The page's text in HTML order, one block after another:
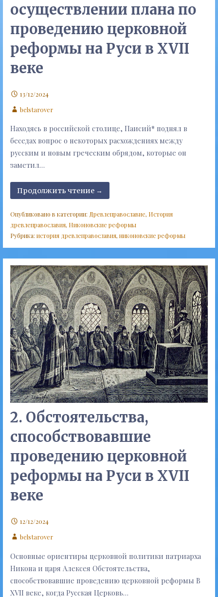
осуществлении плана по
проведению церковной
реформы на Руси в XVII
веке
13/12/2024
belstarover
Находясь в российской столице, Паисий* поднял в
беседах вопрос о некоторых расхождениях между
русским и новым греческим обрядом, которые он
заметил…
Продолжить чтение →
Опубликовано в категории: Древлеправославие, История
древлеправославия, Никоновские реформы
Рубрика: история древлеправославия, никоновские реформы
2. Обстоятельства,
способствовавшие
проведению церковной
реформы на Руси в XVII
веке
12/12/2024
belstarover
Основные ориентиры церковной политики патриарха
Никона и царя Алексея Обстоятельства,
способствовавшие проведению церковной реформы В
ХVII веке, когда Русская Церковь…